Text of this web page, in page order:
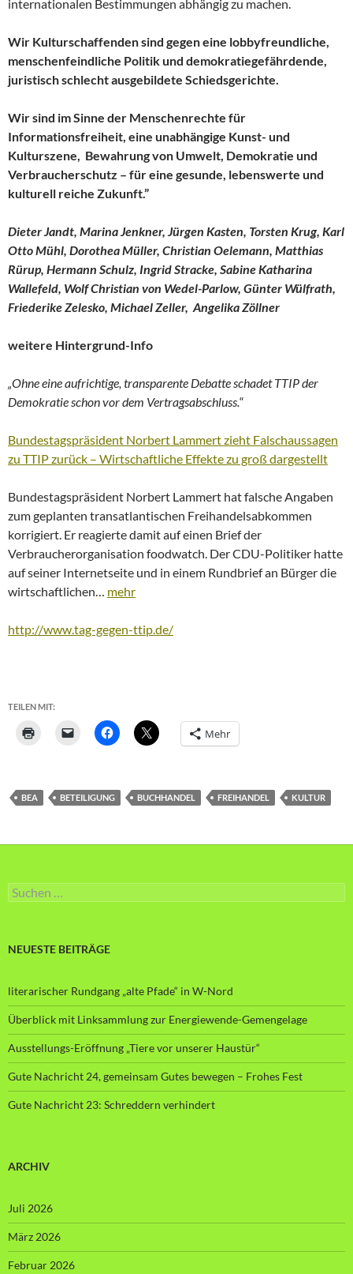
internationalen Bestimmungen abhängig zu machen.
Wir Kulturschaffenden sind gegen eine lobbyfreundliche,
menschenfeindliche Politik und demokratiegefährdende,
juristisch schlecht ausgebildete Schiedsgerichte.
Wir sind im Sinne der Menschenrechte für
Informationsfreiheit, eine unabhängige Kunst- und
Kulturszene, Bewahrung von Umwelt, Demokratie und
Verbraucherschutz – für eine gesunde, lebenswerte und
kulturell reiche Zukunft.”
Dieter Jandt, Marina Jenkner, Jürgen Kasten, Torsten Krug, Karl
Otto Mühl, Dorothea Müller, Christian Oelemann, Matthias
Rürup, Hermann Schulz, Ingrid Stracke, Sabine Katharina
Wallefeld, Wolf Christian von Wedel-Parlow, Günter Wülfrath,
Friederike Zelesko, Michael Zeller, Angelika Zöllner
weitere Hintergrund-Info
„Ohne eine aufrichtige, transparente Debatte schadet TTIP der
Demokratie schon vor dem Vertragsabschluss.“
Bundestagspräsident Norbert Lammert zieht Falschaussagen
zu TTIP zurück – Wirtschaftliche Effekte zu groß dargestellt
Bundestagspräsident Norbert Lammert hat falsche Angaben
zum geplanten transatlantischen Freihandelsabkommen
korrigiert. Er reagierte damit auf einen Brief der
Verbraucherorganisation foodwatch. Der CDU-Politiker hatte
auf seiner Internetseite und in einem Rundbrief an Bürger die
wirtschaftlichen… mehr
http://www.tag-gegen-ttip.de/
TEILEN MIT:
Mehr
BEA BETEILIGUNG BUCHHANDEL FREIHANDEL KULTUR
Suche
nach:
NEUESTE BEITRÄGE
literarischer Rundgang „alte Pfade“ in W-Nord
Überblick mit Linksammlung zur Energiewende-Gemengelage
Ausstellungs-Eröffnung „Tiere vor unserer Haustür“
Gute Nachricht 24, gemeinsam Gutes bewegen – Frohes Fest
Gute Nachricht 23: Schreddern verhindert
ARCHIV
Juli 2026
März 2026
Februar 2026